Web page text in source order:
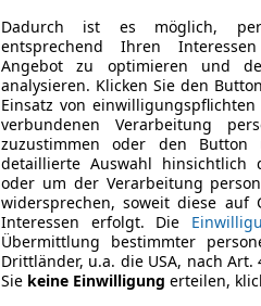
Dadurch ist es möglich,
entsprechend Ihren
Angebot zu optimieren und
analysieren. Klicken Sie den
Einsatz von
verbundenen Verarbeitung
zuzustimmen oder den
detaillierte Auswahl hinsichtlich
oder um der Verarbeitung
widersprechen, soweit diese auf
Interessen erfolgt. Die
Übermittlung bestimmter
Drittländer, u.a. die USA, nach Art.
Sie keine Einwilligung erteilen,